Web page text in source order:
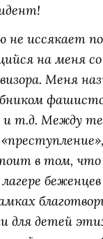
не иссякает
на меня
Меня
и т.д. Между
в том, что
для детей